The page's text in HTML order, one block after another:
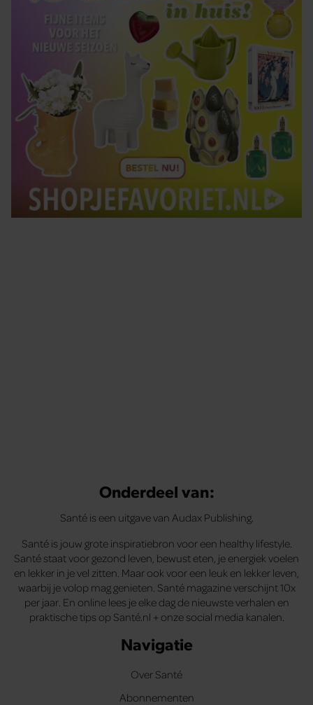
Onderdeel van:
Santé is een uitgave van Audax Publishing.
Santé is jouw grote inspiratiebron voor een healthy lifestyle.
Santé staat voor gezond leven, bewust eten, je energiek voelen
en lekker in je vel zitten. Maar ook voor een leuk en lekker leven,
waarbij je volop mag genieten. Santé magazine verschijnt 10x
per jaar. En online lees je elke dag de nieuwste verhalen en
praktische tips op Santé.nl + onze social media kanalen.
Navigatie
Over Santé
Abonnementen